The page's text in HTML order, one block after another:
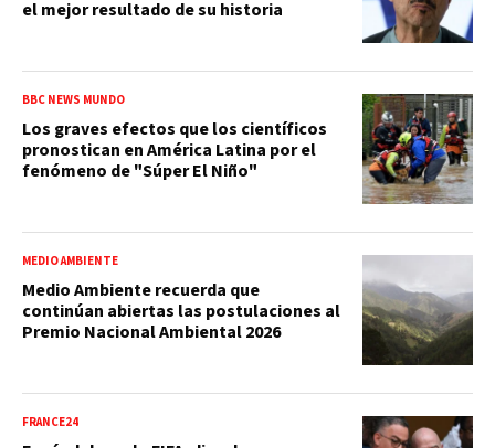
el mejor resultado de su historia
BBC NEWS MUNDO
Los graves efectos que los científicos
pronostican en América Latina por el
fenómeno de "Súper El Niño"
MEDIO AMBIENTE
Medio Ambiente recuerda que
continúan abiertas las postulaciones al
Premio Nacional Ambiental 2026
FRANCE24